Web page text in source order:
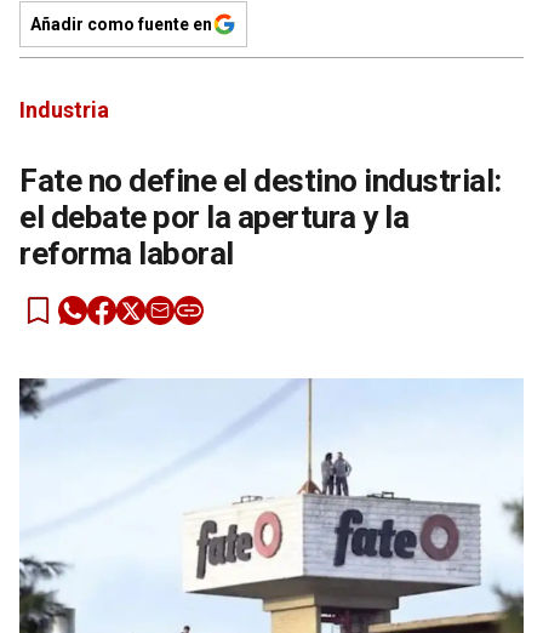
Añadir como fuente en
Industria
Fate no define el destino industrial:
el debate por la apertura y la
reforma laboral